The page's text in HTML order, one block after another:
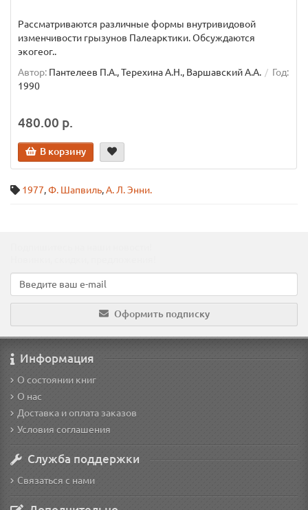
Рассматриваются различные формы внутривидовой
изменчивости грызунов Палеарктики. Обсуждаются
экогеог..
Автор: Пантелеев П.А., Терехина А.Н., Варшавский А.А.
Год:
1990
480.00 р.
В корзину
1977,Ф. Шапвиль,А. Л. Энни.
Оформить подписку
Информация
О состоянии книг
О нас
Доставка и оплата заказов
Условия соглашения
Служба поддержки
Связаться с нами